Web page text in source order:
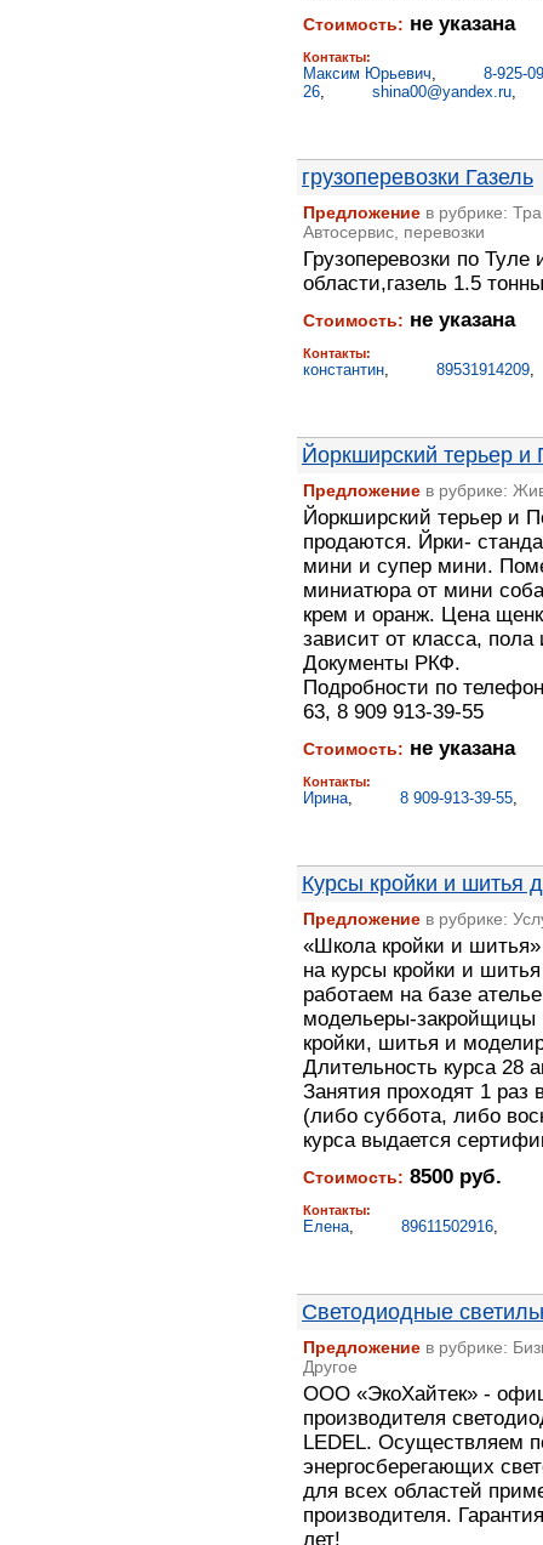
Стоимость: не указана
Контакты:
Максим Юрьевич,
8-925-
26, shina00@yandex.ru,
грузоперевозки Газель
Предложение в рубрике:
Автосервис, перевозки
Грузоперевозки по Туле
области,газель 1.5
Стоимость: не указана
Контакты:
константин, 89531914209
Йоркширский терьер
Предложение в рубрике:
Йоркширский терьер и
продаются. Йрки-
мини и супер мини.
миниатюра от мини
крем и оранж. Цена
зависит от класса,
Документы РКФ.
Подробности по
63, 8 909 913-39-55
Стоимость: не указана
Контакты:
Ирина, 8 909-913-39-55,
Курсы кройки и шитья
Предложение в рубрике:
«Школа кройки и
на курсы кройки и
работаем на базе
модельеры-закройщицы
кройки, шитья и
Длительность курса 28
Занятия проходят 1
(либо суббота, либо
курса выдается
Стоимость: 8500 руб.
Контакты:
Елена, 89611502916,
Светодиодные
Предложение в рубрике:
Другое
ООО «ЭкоХайтек» -
производителя
LEDEL. Осуществляем
энергосберегающих
для всех областей
производителя.
лет!